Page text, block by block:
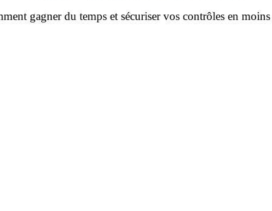
gagner du temps et sécuriser vos contrôles en